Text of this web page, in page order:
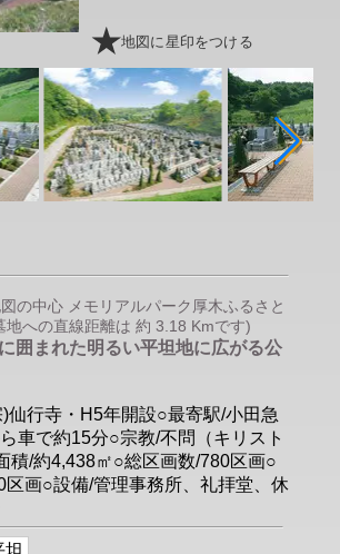
地図に星印をつける
の中心 メモリアルパーク厚木ふるさと
地への直線距離は 約 3.18 Kmです)
囲まれた明るい平坦地に広がる公
仙行寺・H5年開設○最寄駅/小田急
車で約15分○宗教/不問（キリスト
積/約4,438㎡○総区画数/780区画○
区画○設備/管理事務所、礼拝堂、休
坦